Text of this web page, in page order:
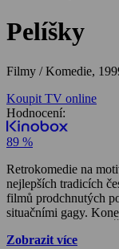
Pelíšky
Filmy / Komedie,
Koupit TV online
Hodnocení:
89 %
Retrokomedie na
nejlepších tradicích
filmů prodchnutých
situačními gagy.
ale dobrácký
Zobrazit více